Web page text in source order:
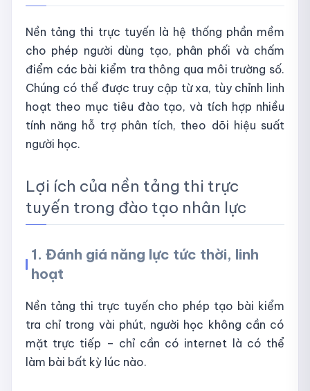
Nền tảng thi trực tuyến là hệ thống phần mềm
cho phép người dùng tạo, phân phối và chấm
điểm các bài kiểm tra thông qua môi trường số.
Chúng có thể được truy cập từ xa, tùy chỉnh linh
hoạt theo mục tiêu đào tạo, và tích hợp nhiều
tính năng hỗ trợ phân tích, theo dõi hiệu suất
người học.
Lợi ích của nền tảng thi trực
tuyến trong đào tạo nhân lực
1. Đánh giá năng lực tức thời, linh
hoạt
Nền tảng thi trực tuyến cho phép tạo bài kiểm
tra chỉ trong vài phút, người học không cần có
mặt trực tiếp – chỉ cần có internet là có thể
làm bài bất kỳ lúc nào.